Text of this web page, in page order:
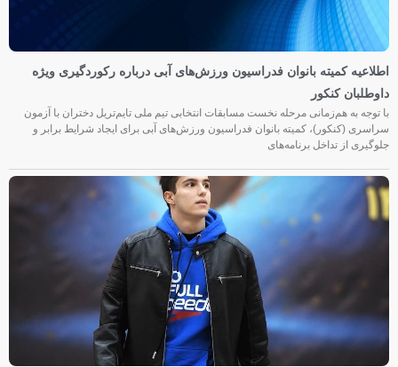
اطلاعیه کمیته بانوان فدراسیون ورزش‌های آبی درباره رکوردگیری ویژه
داوطلبان کنکور
با توجه به هم‌زمانی مرحله نخست مسابقات انتخابی تیم ملی تایم‌تریل دختران با آزمون
سراسری (کنکور)، کمیته بانوان فدراسیون ورزش‌های آبی برای ایجاد شرایط برابر و
جلوگیری از تداخل برنامه‌های